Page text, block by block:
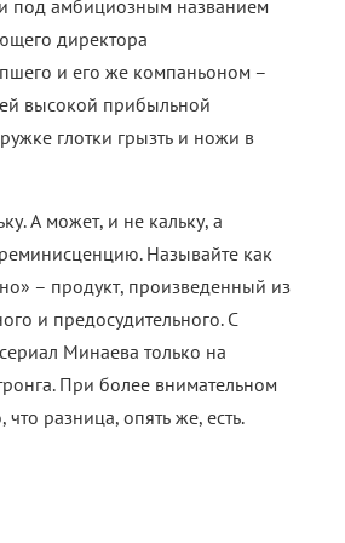
под амбициозным названием
директора
и его же компаньоном –
высокой прибыльной
глотки грызть и ножи в
А может, и не кальку, а
Называйте как
– продукт, произведенный из
и предосудительного. С
Минаева только на
При более внимательном
разница, опять же, есть.